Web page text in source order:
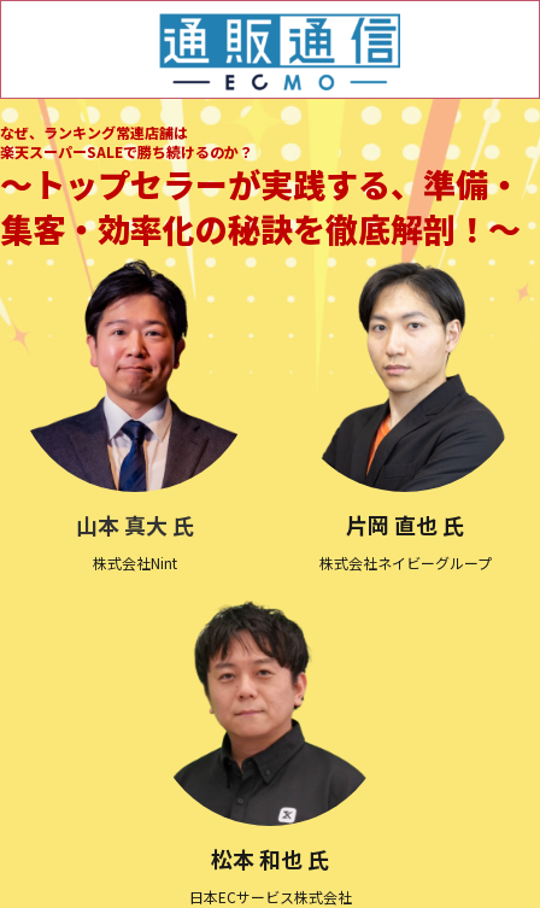
なぜ、ランキング常連店舗は
楽天スーパーSALEで勝ち続けるのか？
〜トップセラーが実践する、準備・
集客・効率化の秘訣を徹底解剖！〜
山本 真大 氏
株式会社Nint
片岡 直也 氏
株式会社ネイビーグループ
松本 和也 氏
日本ECサービス株式会社